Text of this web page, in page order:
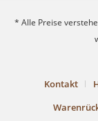
* Alle Preise
Kontakt